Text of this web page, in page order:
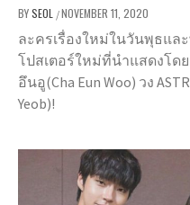
BYSEOL /NOVEMBER 11, 2020
ละครเรื่องใหม่ในวันพุธแล
โปสเตอร์ใหม่ที่นำแสดงโดย
อึนอู(Cha Eun Woo) วง
Yeob)!